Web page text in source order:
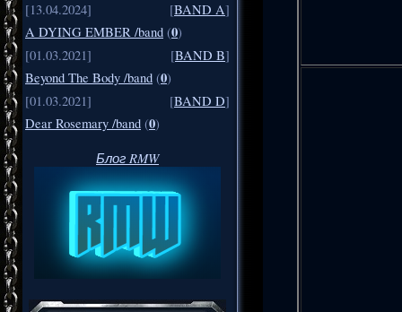
[13.04.2024]
[BAND A]
A DYING EMBER /band (0)
[01.03.2021]
[BAND B]
Beyond The Body /band (0)
[01.03.2021]
[BAND D]
Dear Rosemary /band (0)
Блог RMW